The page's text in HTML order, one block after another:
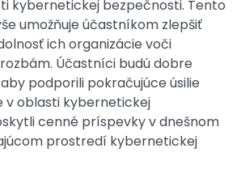
kybernetickej bezpečnosti. Tento
umožňuje účastníkom zlepšiť
ich organizácie voči
Účastníci budú dobre
podporili pokračujúce úsilie
v oblasti kybernetickej
cenné príspevky v dnešnom
prostredí kybernetickej